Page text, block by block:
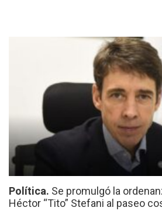
Política. Se promulgó la
Héctor “Tito” Stefani al paseo